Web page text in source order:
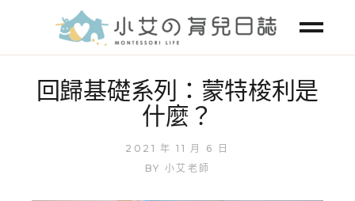
回歸基礎系列：蒙特梭利是
什麼？
2021 年 11 月 6 日
BY 小艾老師